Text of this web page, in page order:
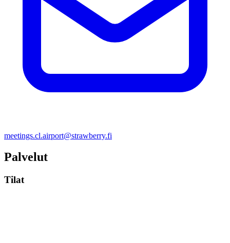
meetings.cl.airport@strawberry.fi
Palvelut
Tilat